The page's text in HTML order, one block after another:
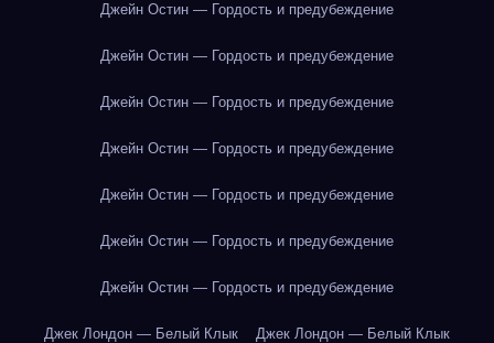
Джейн Остин — Гордость и предубеждение
Джейн Остин — Гордость и предубеждение
Джейн Остин — Гордость и предубеждение
Джейн Остин — Гордость и предубеждение
Джейн Остин — Гордость и предубеждение
Джейн Остин — Гордость и предубеждение
Джейн Остин — Гордость и предубеждение
Джек Лондон — Белый Клык Джек Лондон — Белый Клык